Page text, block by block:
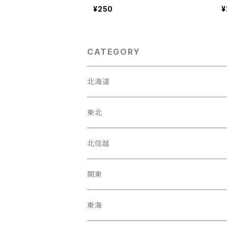
¥250
CATEGORY
北海道
東北
宮城県
岩手県
福島県
北信越
石川県
富山駅
関東
東京都
東海